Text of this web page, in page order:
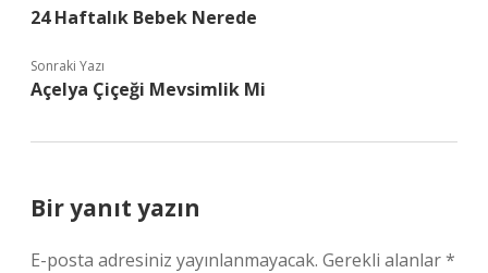
24 Haftalık Bebek Nerede
Sonraki Yazı
Açelya Çiçeği Mevsimlik Mi
Bir yanıt yazın
E-posta adresiniz yayınlanmayacak. Gerekli alanlar*